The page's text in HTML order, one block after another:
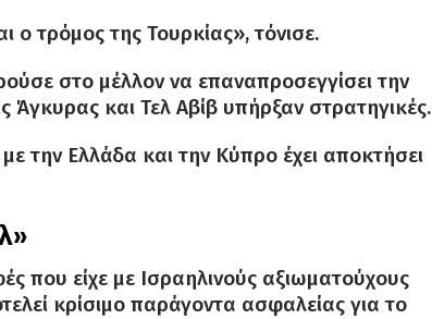
ο τρόμος της Τουρκίας», τόνισε.
στο μέλλον να επαναπροσεγγίσει την
Άγκυρας και Τελ Αβίβ υπήρξαν στρατηγικές.
την Ελλάδα και την Κύπρο έχει αποκτήσει
που είχε με Ισραηλινούς αξιωματούχους
κρίσιμο παράγοντα ασφαλείας για το